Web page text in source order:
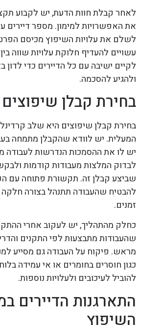
לאחר קבלת חוות הדעת, יש לקבוע
את האפשרויות למימון. מספר דיירים
לשלם את עלויות השיפוץ מכיסם
עשויים להעדיף חלוקת עלויות שווה
לקיים ישיבה עם כל הדיירים כדי לדון
ולהגיע להסכמה.
בחירת קבלן שיפוצים
בחירת קבלן שיפוצים היא שלב
המעלית. יש לוודא שהקבלן מתמחה
יש לו את ההסמכות הנדרשות לעבודה
לבדוק המלצות מעבודות קודמות
שביצע קבלן זה. תקשורת פתוחה עם
להבטיח שהעבודה תתנהל בצורה חלקה
זמנים.
כחלק מהתהליך, יש לעקוב אחרי
שהעבודות מתבצעות לפי התקנים
מראש. פיקוח על העבודה גם מסייע
כגון חוסרים בחומרים או אי עמידה
להוביל לעיכובים ולעלויות נוספות.
התארגנות הדיירים
השיפוץ